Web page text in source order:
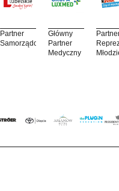
Partner
Samorządowy
Główny
Partner
Medyczny